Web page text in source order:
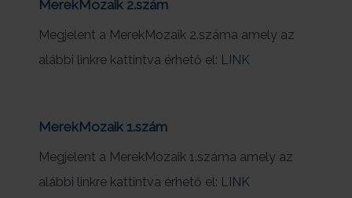
MerekMozaik 2.szám
Megjelent a MerekMozaik 2.száma amely az
alábbi linkre kattintva érhető el: LINK
MerekMozaik 1.szám
Megjelent a MerekMozaik 1.száma amely az
alábbi linkre kattintva érhető el: LINK